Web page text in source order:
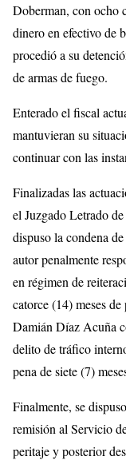
Doberman, con ocho
dinero en efectivo de
procedió a su
de armas de fuego.
Enterado el fiscal
mantuvieran su
continuar con las
Finalizadas las
el Juzgado Letrado
dispuso la condena
autor penalmente
en régimen de
catorce (14) meses
Damián Díaz Acuña
delito de tráfico
pena de siete (7)
Finalmente, se
remisión al Servicio
peritaje y posterior